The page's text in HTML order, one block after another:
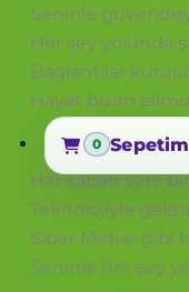
Seninle
Her şey yolunda
Bağlantılar
Hayat bizim
Her sabah yeni
Teknolojiyle
Siber Mimar gibi
Seninle her şey
0 Sepetim
Sepetim